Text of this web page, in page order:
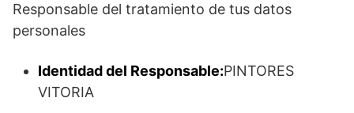
Responsable del tratamiento de tus datos
personales
Identidad del Responsable:PINTORES
VITORIA